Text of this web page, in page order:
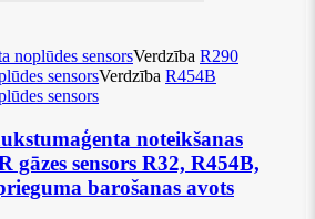
noplūdes sensorsVerdzība R290
sensorsVerdzība R454B
sensors
noteikšanas
gāzes sensors R32, R454B,
barošanas avots